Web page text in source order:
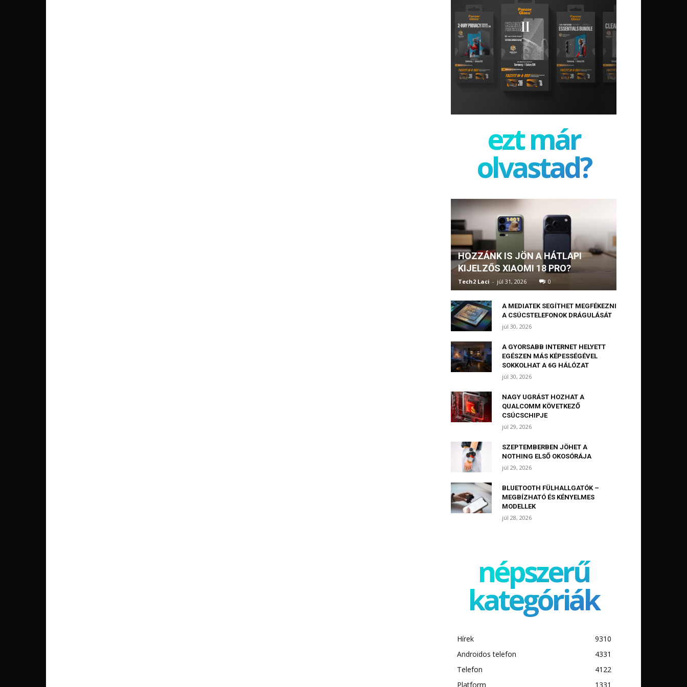
ezt már
olvastad?
HOZZÁNK IS JÖN A HÁTLAPI
KIJELZŐS XIAOMI 18 PRO?
Tech2 Laci - júl 31, 2026 0
A MEDIATEK SEGÍTHET MEGFÉKEZNI
A CSÚCSTELEFONOK DRÁGULÁSÁT
júl 30, 2026
A GYORSABB INTERNET HELYETT
EGÉSZEN MÁS KÉPESSÉGÉVEL
SOKKOLHAT A 6G HÁLÓZAT
júl 30, 2026
NAGY UGRÁST HOZHAT A
QUALCOMM KÖVETKEZŐ
CSÚCSCHIPJE
júl 29, 2026
SZEPTEMBERBEN JÖHET A
NOTHING ELSŐ OKOSÓRÁJA
júl 29, 2026
BLUETOOTH FÜLHALLGATÓK –
MEGBÍZHATÓ ÉS KÉNYELMES
MODELLEK
júl 28, 2026
népszerű
kategóriák
Hírek
9310
Androidos telefon
4331
Telefon
4122
Platform
1331